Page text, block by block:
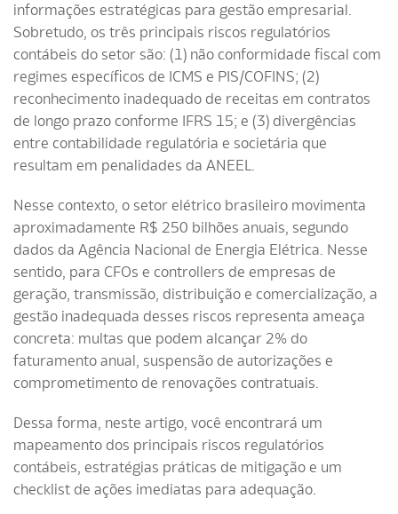
informações estratégicas para gestão empresarial.
Sobretudo, os três principais riscos regulatórios
contábeis do setor são: (1) não conformidade fiscal com
regimes específicos de ICMS e PIS/COFINS; (2)
reconhecimento inadequado de receitas em contratos
de longo prazo conforme IFRS 15; e (3) divergências
entre contabilidade regulatória e societária que
resultam em penalidades da ANEEL.
Nesse contexto, o setor elétrico brasileiro movimenta
aproximadamente R$ 250 bilhões anuais, segundo
dados da Agência Nacional de Energia Elétrica. Nesse
sentido, para CFOs e controllers de empresas de
geração, transmissão, distribuição e comercialização, a
gestão inadequada desses riscos representa ameaça
concreta: multas que podem alcançar 2% do
faturamento anual, suspensão de autorizações e
comprometimento de renovações contratuais.
Dessa forma, neste artigo, você encontrará um
mapeamento dos principais riscos regulatórios
contábeis, estratégias práticas de mitigação e um
checklist de ações imediatas para adequação.